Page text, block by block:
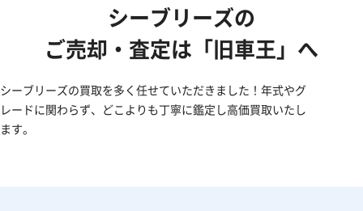
シーブリーズの
ご売却・査定は「旧車王」へ
シーブリーズの買取を多く任せていただきました！年式やグ
レードに関わらず、どこよりも丁寧に鑑定し高価買取いたし
ます。